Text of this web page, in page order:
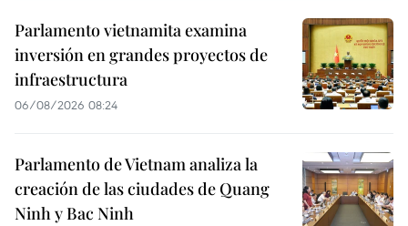
Parlamento vietnamita examina
inversión en grandes proyectos de
infraestructura
06/08/2026 08:24
Parlamento de Vietnam analiza la
creación de las ciudades de Quang
Ninh y Bac Ninh